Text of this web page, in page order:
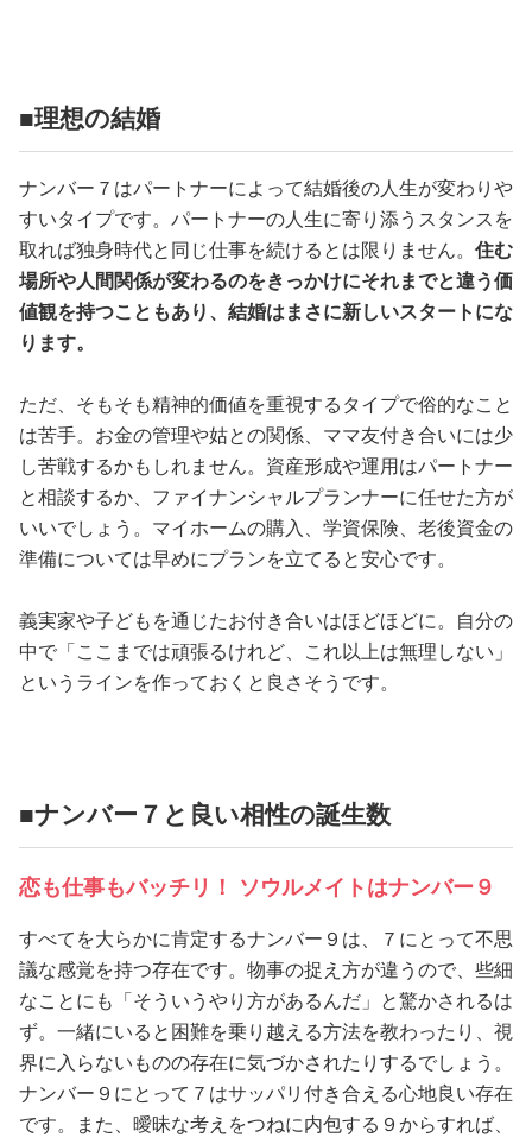
■理想の結婚
ナンバー７はパートナーによって結婚後の人生が変わりや
すいタイプです。パートナーの人生に寄り添うスタンスを
取れば独身時代と同じ仕事を続けるとは限りません。 住む
場所や人間関係が変わるのをきっかけにそれまでと違う価
値観を持つこともあり、結婚はまさに新しいスタートにな
ります。
ただ、そもそも精神的価値を重視するタイプで俗的なこと
は苦手。お金の管理や姑との関係、ママ友付き合いには少
し苦戦するかもしれません。資産形成や運用はパートナー
と相談するか、ファイナンシャルプランナーに任せた方が
いいでしょう。マイホームの購入、学資保険、老後資金の
準備については早めにプランを立てると安心です。
義実家や子どもを通じたお付き合いはほどほどに。自分の
中で「ここまでは頑張るけれど、これ以上は無理しない」
というラインを作っておくと良さそうです。
■ナンバー７と良い相性の誕生数
恋も仕事もバッチリ！ ソウルメイトはナンバー９
すべてを大らかに肯定するナンバー９は、７にとって不思
議な感覚を持つ存在です。物事の捉え方が違うので、些細
なことにも「そういうやり方があるんだ」と驚かされるは
ず。一緒にいると困難を乗り越える方法を教わったり、視
界に入らないものの存在に気づかされたりするでしょう。
ナンバー９にとって７はサッパリ付き合える心地良い存在
です。また、曖昧な考えをつねに内包する９からすれば、